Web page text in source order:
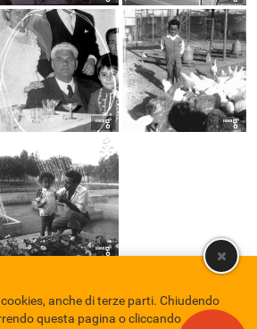
Bibliotecario Nazionale
Privacy policy
anche di terze parti. Chiudendo
questa pagina o cliccando